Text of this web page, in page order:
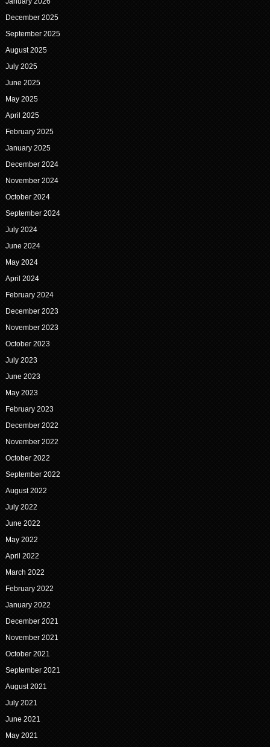
December 2025
September 2025
August 2025
July 2025
June 2025
May 2025
April 2025
February 2025
January 2025
December 2024
November 2024
October 2024
September 2024
July 2024
June 2024
May 2024
April 2024
February 2024
December 2023
November 2023
October 2023
July 2023
June 2023
May 2023
February 2023
December 2022
November 2022
October 2022
September 2022
August 2022
July 2022
June 2022
May 2022
April 2022
March 2022
February 2022
January 2022
December 2021
November 2021
October 2021
September 2021
August 2021
July 2021
June 2021
May 2021